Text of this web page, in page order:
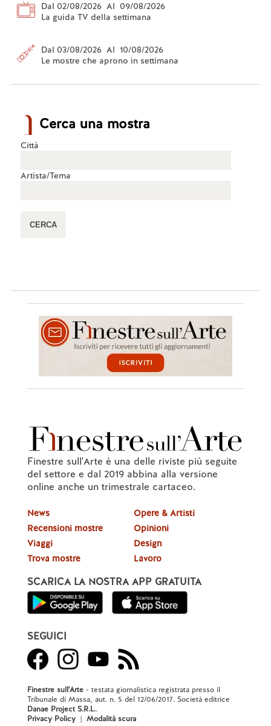
Dal 02/08/2026 Al 09/08/2026
La guida TV della settimana
Dal 03/08/2026 Al 10/08/2026
Le mostre che aprono in settimana
Cerca una mostra
Città
Artista/Tema
Finestre sull'Arte è una delle riviste più seguite
del settore e dal 2019 abbina alla versione
online anche un trimestrale cartaceo.
News
Recensioni mostre
Viaggi
Trova mostre
Opere & Artisti
Opinioni
Design
Lavoro
SCARICA LA NOSTRA APP GRATUITA
SEGUICI
Finestre sull'Arte- testata giornalistica registrata presso il
Tribunale di Massa, aut. n. 5 del 12/06/2017. Società editrice
Danae Project S.R.L..
Privacy Policy| Modalità scura